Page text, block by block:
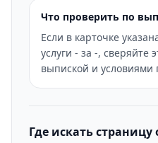
Что проверить по
Если в карточке
услуги - за -, сверяйте
выпиской и условиями
Где искать